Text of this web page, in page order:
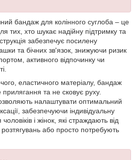
бандаж для колінного суглоба – це
тих, хто шукає надійну підтримку та
забезпечує посилену
та бічних зв'язок, знижуючи ризик
активного відпочинку чи
еластичного матеріалу, бандаж
та не сковує руху.
налаштувати оптимальний
забезпечуючи індивідуальну
і жінок, які страждають від
розтягувань або просто потребують